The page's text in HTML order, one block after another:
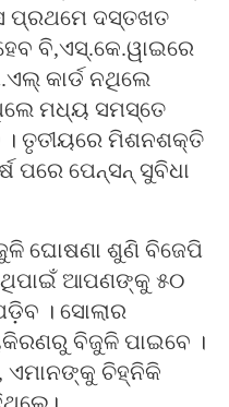
ପ୍ରଥମେ ଦସ୍ତଖତ
ବି,ଏସ୍‍.କେ.ୱାଇରେ
କାର୍ଡ ନଥିଲେ
ମଧ୍ୟ ସମସ୍ତେ
। ତୃତୀୟରେ ମିଶନଶକ୍ତି
ପରେ ପେନ୍‍ସନ୍‍ ସୁବିଧା
ଘୋଷଣା ଶୁଣି ବିଜେପି
ଆପଣଙ୍କୁ ୫୦
। ସୋଲାର
ବିଜୁଳି ପାଇବେ ।
ଏମାନଙ୍କୁ ଚିହ୍ନିକି